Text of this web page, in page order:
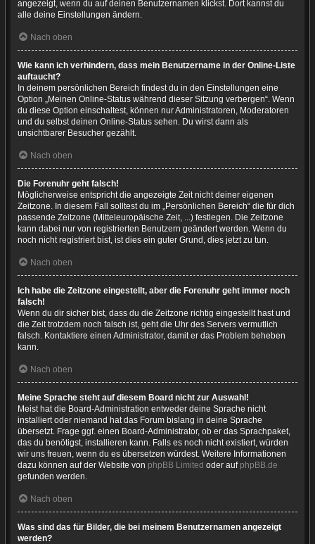
angezeigt, wenn du auf deinen Benutzernamen klickst. Dort kannst du
alle deine Einstellungen ändern.
Nach oben
Wie kann ich verhindern, dass mein Benutzername in der Online-Liste
auftaucht?
In deinem persönlichen Bereich findest du in den Einstellungen eine
Option „Meinen Online-Status während dieser Sitzung verbergen“. Wenn
du diese Option einschaltest, können nur Administratoren, Moderatoren
und du selbst deinen Online-Status sehen. Du wirst dann als
unsichtbarer Besucher gezählt.
Nach oben
Die Forenuhr geht falsch!
Möglicherweise entspricht die angezeigte Zeit nicht deiner eigenen
Zeitzone. In diesem Fall solltest du im „Persönlichen Bereich“ die für dich
passende Zeitzone (Mitteleuropäische Zeit, ...) festlegen. Die Zeitzone
kann dabei nur von registrierten Benutzern geändert werden. Wenn du
noch nicht registriert bist, ist dies ein guter Grund, dies jetzt zu tun.
Nach oben
Ich habe die Zeitzone eingestellt, aber die Forenuhr geht immer noch
falsch!
Wenn du dir sicher bist, dass du die Zeitzone richtig eingestellt hast und
die Zeit trotzdem noch falsch ist, geht die Uhr des Servers vermutlich
falsch. Kontaktiere einen Administrator, damit er das Problem beheben
kann.
Nach oben
Meine Sprache steht auf diesem Board nicht zur Auswahl!
Meist hat die Board-Administration entweder deine Sprache nicht
installiert oder niemand hat das Forum bislang in deine Sprache
übersetzt. Frage ggf. einen Board-Administrator, ob er das Sprachpaket,
das du benötigst, installieren kann. Falls es noch nicht existiert, würden
wir uns freuen, wenn du es übersetzen würdest. Weitere Informationen
dazu können auf der Website von phpBB Limited oder auf phpBB.de
gefunden werden.
Nach oben
Was sind das für Bilder, die bei meinem Benutzernamen angezeigt
werden?